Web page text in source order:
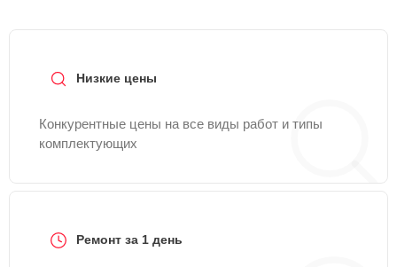
Низкие цены
Конкурентные цены на все виды работ и типы
комплектующих
Ремонт за 1 день